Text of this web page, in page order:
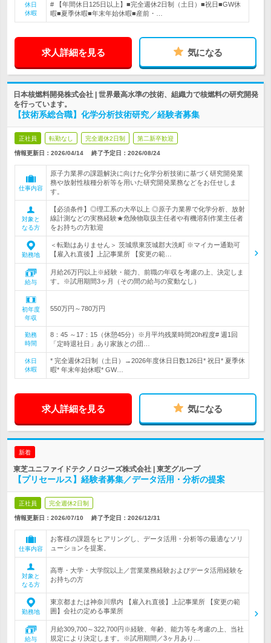
休日
休暇
# 【年間休日125日以上】■完全週休2日制（土日）■祝日■GW休
暇■夏季休暇■年末年始休暇■産前・…
求人詳細を見る 気になる
日本核燃料開発株式会社 | 世界最高水準の技術、組織力で核燃料の研究開発
を行っています。
【技術系総合職】化学分析技術研究／経験者募集
正社員 転勤なし 完全週休2日制 第二新卒歓迎
情報更新日：2026/04/14 終了予定日： 2026/08/24
仕事内容
原子力業界の課題解決に向けた化学分析技術に基づく研究開発業
務や放射性核種分析等を用いた研究開発業務などをお任せしま
す。
対象と
なる方
【必須条件】◎理工系の大卒以上 ◎原子力業界で化学分析、放射
線計測などの実務経験★危険物取扱主任者や有機溶剤作業主任者
をお持ちの方歓迎
勤務地
＜転勤はありません＞ 茨城県東茨城郡大洗町 ※マイカー通勤可
【雇入れ直後】上記事業所 【変更の範…
給与
月給26万円以上※経験・能力、前職の年収を考慮の上、決定しま
す。※試用期間3ヶ月（その間の給与の変動なし）
初年度
年収
550万円～780万円
勤務
時間
8：45 ～17：15（休憩45分）※月平均残業時間20h程度# 週1回
「定時退社日」あり家族との団…
休日
休暇
* 完全週休2日制（土日）→2026年度休日日数126日* 祝日* 夏季休
暇* 年末年始休暇* GW…
求人詳細を見る 気になる
新着
東芝ユニファイドテクノロジーズ株式会社 | 東芝グループ
【プリセールス】経験者募集／データ活用・分析の提案
正社員 完全週休2日制
情報更新日：2026/07/10 終了予定日： 2026/12/31
仕事内容
お客様の課題をヒアリングし、データ活用・分析等の最適なソリ
ューションを提案。
対象と
なる方
高専・大学・大学院以上／営業業務経験およびデータ活用経験を
お持ちの方
勤務地
東京都または神奈川県内 【雇入れ直後】上記事業所 【変更の範
囲】会社の定める事業所
給与
月給309,700～322,700円※経験、年齢、能力等を考慮の上、当社
規定により決定します。※試用期間／3ヶ月あり…